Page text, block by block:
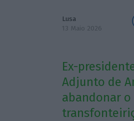
Lusa
13 Maio 2026
Ex-
Adjunto de
abandonar